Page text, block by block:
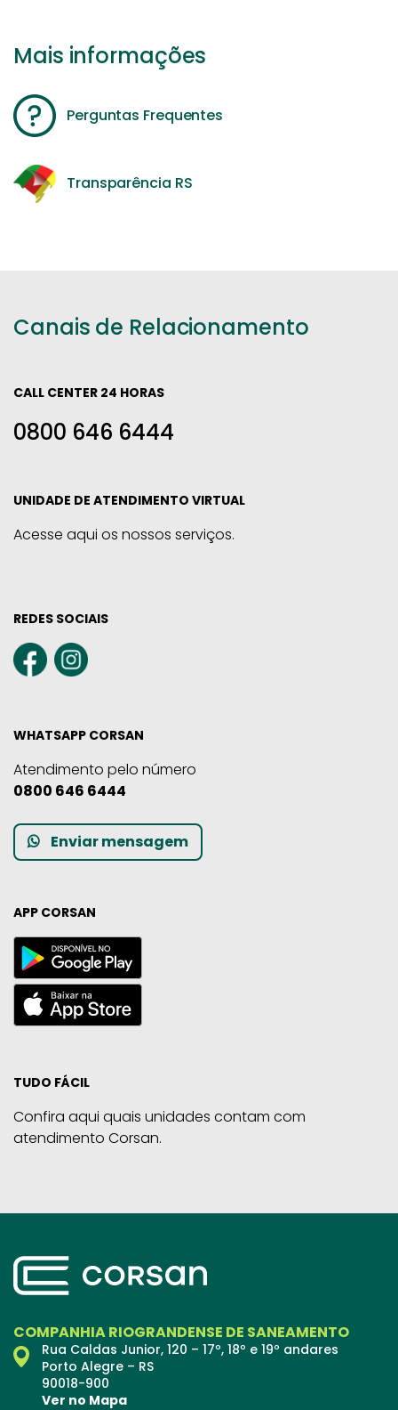
Mais informações
Perguntas Frequentes
Transparência RS
Canais de Relacionamento
CALL CENTER 24 HORAS
0800 646 6444
UNIDADE DE ATENDIMENTO VIRTUAL
Acesse aqui os nossos serviços.
REDES SOCIAIS
WHATSAPP CORSAN
Atendimento pelo número
0800 646 6444
Enviar mensagem
APP CORSAN
TUDO FÁCIL
Confira aqui quais unidades contam com
atendimento Corsan.
COMPANHIA RIOGRANDENSE DE SANEAMENTO
Rua Caldas Junior, 120 – 17º, 18º e 19º andares
Porto Alegre – RS
90018-900
Ver no Mapa